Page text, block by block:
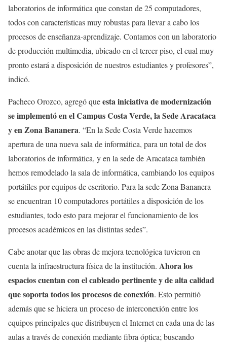
laboratorios de informática que constan de 25 computadores,
todos con características muy robustas para llevar a cabo los
procesos de enseñanza-aprendizaje. Contamos con un laboratorio
de producción multimedia, ubicado en el tercer piso, el cual muy
pronto estará a disposición de nuestros estudiantes y profesores”,
indicó.
Pacheco Orozco, agregó queesta iniciativa de modernización
se implementó en el Campus Costa Verde, la Sede Aracataca
y en Zona Bananera. “En la Sede Costa Verde hacemos
apertura de una nueva sala de informática, para un total de dos
laboratorios de informática, y en la sede de Aracataca también
hemos remodelado la sala de informática, cambiando los equipos
portátiles por equipos de escritorio. Para la sede Zona Bananera
se encuentran 10 computadores portátiles a disposición de los
estudiantes, todo esto para mejorar el funcionamiento de los
procesos académicos en las distintas sedes”.
Cabe anotar que las obras de mejora tecnológica tuvieron en
cuenta la infraestructura física de la institución. Ahora los
espacios cuentan con el cableado pertinente y de alta calidad
que soporta todos los procesos de conexión. Esto permitió
además que se hiciera un proceso de interconexión entre los
equipos principales que distribuyen el Internet en cada una de las
aulas a través de conexión mediante fibra óptica; buscando